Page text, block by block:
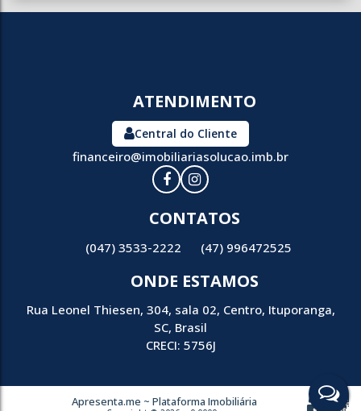
ATENDIMENTO
Central do Cliente
financeiro@imobiliariasolucao.imb.br
CONTATOS
(047) 3533-2222 (47) 996472525
ONDE ESTAMOS
Rua Leonel Thiesen, 304, sala 02, Centro, Ituporanga,
SC, Brasil
CRECI: 5756J
Apresenta.me ~ Plataforma Imobiliária